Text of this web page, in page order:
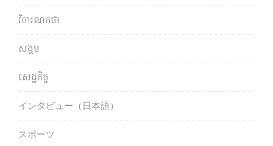
វិចារណកថា
សង្គម
សេដ្ឋកិច្ច
インタビュー（日本語）
スポーツ